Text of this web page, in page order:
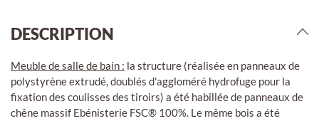
DESCRIPTION
Meuble de salle de bain : la structure (réalisée en panneaux de
polystyrène extrudé, doublés d'aggloméré hydrofuge pour la
fixation des coulisses des tiroirs) a été habillée de panneaux de
chêne massif Ebénisterie FSC® 100%. Le même bois a été